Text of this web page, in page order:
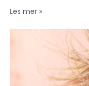
Les mer »